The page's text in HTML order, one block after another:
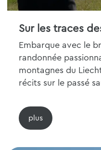
Sur les traces
Embarque avec le
randonnée
montagnes du
récits sur le passé